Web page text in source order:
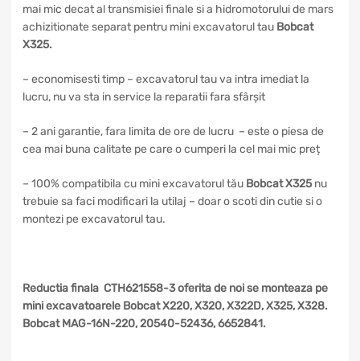
mai mic decat al transmisiei finale si a hidromotorului de mars
achizitionate separat pentru mini excavatorul tau Bobcat
X325.
– economisesti timp – excavatorul tau va intra imediat la
lucru, nu va sta in service la reparatii fara sfârșit
– 2 ani garantie, fara limita de ore de lucru – este o piesa de
cea mai buna calitate pe care o cumperi la cel mai mic preț
– 100% compatibila cu mini excavatorul tău Bobcat X325nu
trebuie sa faci modificari la utilaj – doar o scoti din cutie si o
montezi pe excavatorul tau.
Reductia finala CTH621558-3 oferita de noi se monteaza pe
mini excavatoarele Bobcat X220, X320, X322D, X325, X328.
Bobcat MAG-16N-220, 20540-52436, 6652841.